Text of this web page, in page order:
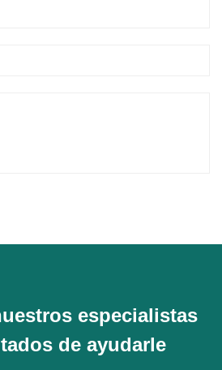
especialistas
de ayudarle